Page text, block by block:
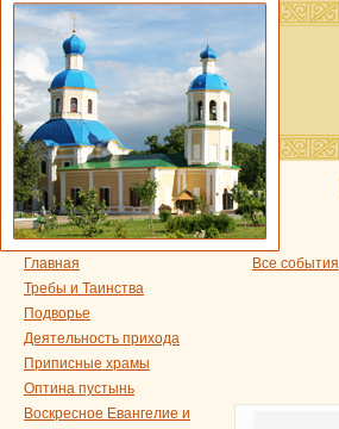
Главная
Требы и Таинства
Подворье
Деятельность прихода
Приписные храмы
Оптина пустынь
Воскресное Евангелие и
Все события